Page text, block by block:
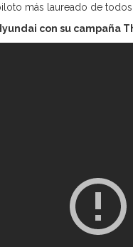
más laureado de
con su campaña